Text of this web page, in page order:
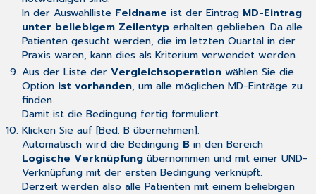
In der Auswahlliste Feldname ist der Eintrag MD-Eintrag
unter beliebigem Zeilentyperhalten geblieben. Da alle
Patienten gesucht werden, die im letzten Quartal in der
Praxis waren, kann dies als Kriterium verwendet werden.
Aus der Liste der Vergleichsoperationwählen Sie die
Option ist vorhanden, um alle möglichen MD-Einträge zu
finden.
Damit ist die Bedingung fertig formuliert.
Klicken Sie auf [Bed. B übernehmen].
Automatisch wird die Bedingung Bin den Bereich
Logische Verknüpfungübernommen und mit einer UND-
Verknüpfung mit der ersten Bedingung verknüpft.
Derzeit werden also alle Patienten mit einem beliebigen